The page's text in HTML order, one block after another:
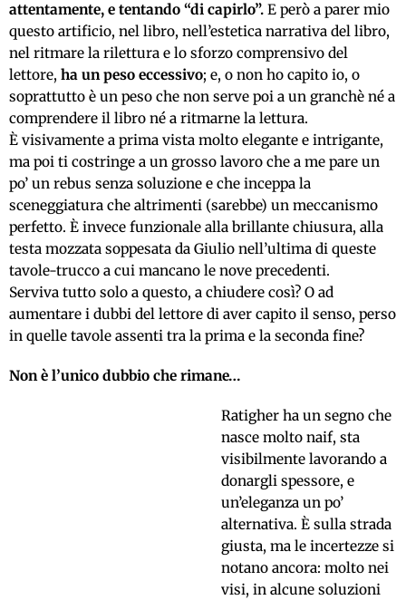
attentamente, e tentando “di capirlo”. E però a parer mio
questo artificio, nel libro, nell’estetica narrativa del libro,
nel ritmare la rilettura e lo sforzo comprensivo del
lettore, ha un peso eccessivo; e, o non ho capito io, o
soprattutto è un peso che non serve poi a un granchè né a
comprendere il libro né a ritmarne la lettura.
È visivamente a prima vista molto elegante e intrigante,
ma poi ti costringe a un grosso lavoro che a me pare un
po’ un rebus senza soluzione e che inceppa la
sceneggiatura che altrimenti (sarebbe) un meccanismo
perfetto. È invece funzionale alla brillante chiusura, alla
testa mozzata soppesata da Giulio nell’ultima di queste
tavole-trucco a cui mancano le nove precedenti.
Serviva tutto solo a questo, a chiudere così? O ad
aumentare i dubbi del lettore di aver capito il senso, perso
in quelle tavole assenti tra la prima e la seconda fine?
Non è l’unico dubbio che rimane…
Ratigher ha un segno che
nasce molto naif, sta
visibilmente lavorando a
donargli spessore, e
un’eleganza un po’
alternativa. È sulla strada
giusta, ma le incertezze si
notano ancora: molto nei
visi, in alcune soluzioni